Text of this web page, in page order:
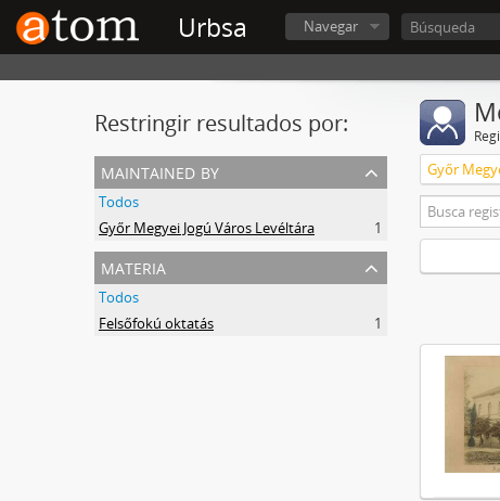
Urbsa Navegar
Restringir resultados por:
maintained by
Todos
Győr Megyei Jogú Város Levéltára
1
materia
Todos
Felsőfokú oktatás
1
Győr